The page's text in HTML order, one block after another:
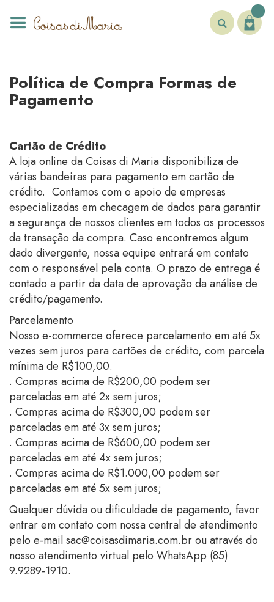
para
o
Pesquisa
Política de Compra Formas de
Pagamento
Cartão de Crédito
A loja online da Coisas di Maria disponibiliza de
várias bandeiras para pagamento em cartão de
crédito. Contamos com o apoio de empresas
especializadas em checagem de dados para garantir
a segurança de nossos clientes em todos os processos
da transação da compra. Caso encontremos algum
dado divergente, nossa equipe entrará em contato
com o responsável pela conta. O prazo de entrega é
contado a partir da data de aprovação da análise de
crédito/pagamento.
Parcelamento
Nosso e-commerce oferece parcelamento em até 5x
vezes sem juros para cartões de crédito, com parcela
mínima de R$100,00.
. Compras acima de R$200,00 podem ser
parceladas em até 2x sem juros;
. Compras acima de R$300,00 podem ser
parceladas em até 3x sem juros;
. Compras acima de R$600,00 podem ser
parceladas em até 4x sem juros;
. Compras acima de R$1.000,00 podem ser
parceladas em até 5x sem juros;
Qualquer dúvida ou dificuldade de pagamento, favor
entrar em contato com nossa central de atendimento
pelo e-mailsac@coisasdimaria.com.brou através do
nosso atendimento virtual pelo WhatsApp (85)
9.9289-1910.